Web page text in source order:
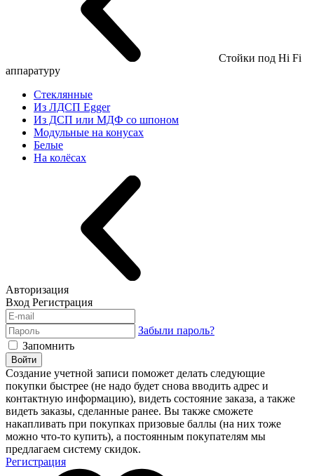
Стойки под Hi Fi
аппаратуру
Стеклянные
Из ЛДСП Egger
Из ДСП или МДФ со шпоном
Модульные на конусах
Белые
На колёсах
Авторизация
Вход Регистрация
Забыли пароль?
Запомнить
Войти
Создание учетной записи поможет делать следующие
покупки быстрее (не надо будет снова вводить адрес и
контактную информацию), видеть состояние заказа, а также
видеть заказы, сделанные ранее. Вы также сможете
накапливать при покупках призовые баллы (на них тоже
можно что-то купить), а постоянным покупателям мы
предлагаем систему скидок.
Регистрация